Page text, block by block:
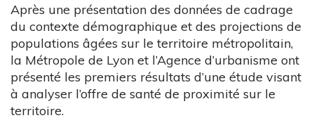
Après une présentation des données de cadrage
du contexte démographique et des projections de
populations âgées sur le territoire métropolitain,
la Métropole de Lyon et l’Agence d’urbanisme ont
présenté les premiers résultats d’une étude visant
à analyser l’offre de santé de proximité sur le
territoire.